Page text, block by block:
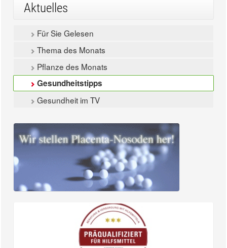
Aktuelles
Für Sie Gelesen
Thema des Monats
Pflanze des Monats
Gesundheitstipps
Gesundheit im TV